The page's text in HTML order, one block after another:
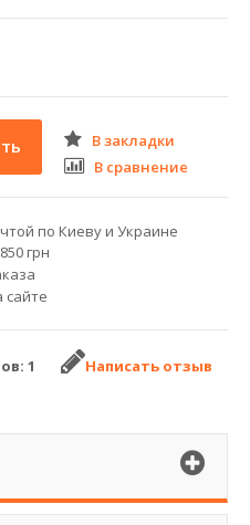
В закладки
В сравнение
по Киеву и Украине
грн
сайте
1 Написать отзыв